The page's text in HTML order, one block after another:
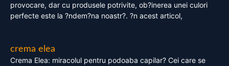
provocare, dar cu produsele potrivite, ob?inerea unei culori
perfecte este la ?ndem?na noastr?. ?n acest articol,
crema elea
Crema Elea: miracolul pentru podoaba capilar? Cei care se